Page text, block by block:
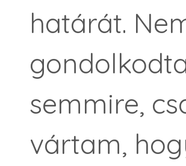
határát.
semmire,
vártam,